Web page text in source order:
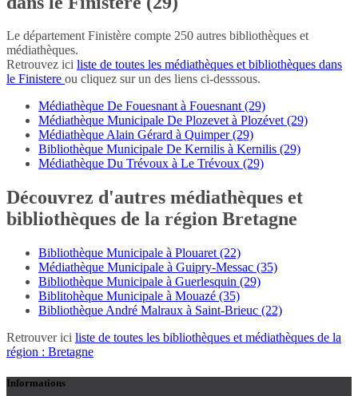
Le département Finistère compte 250 autres bibliothèques et
médiathèques.
Retrouvez ici liste de toutes les médiathèques et bibliothèques dans
le Finistere ou cliquez sur un des liens ci-desssous.
Médiathèque De Fouesnant à Fouesnant (29)
Médiathèque Municipale De Plozevet à Plozévet (29)
Médiathèque Alain Gérard à Quimper (29)
Bibliothèque Municipale De Kernilis à Kernilis (29)
Médiathèque Du Trévoux à Le Trévoux (29)
Découvrez d'autres médiathèques et
bibliothèques de la région Bretagne
Bibliothèque Municipale à Plouaret (22)
Médiathèque Municipale à Guipry-Messac (35)
Bibliothèque Municipale à Guerlesquin (29)
Biblitohèque Municipale à Mouazé (35)
Bibliothèque André Malraux à Saint-Brieuc (22)
Retrouver ici liste de toutes les bibliothèques et médiathèques de la
région : Bretagne
Informations